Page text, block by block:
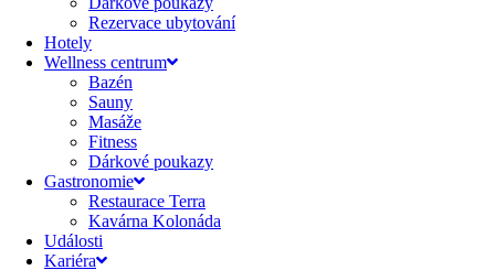
Rezervace ubytování
Hotely
Wellness centrum
Bazén
Sauny
Masáže
Fitness
Dárkové poukazy​
Gastronomie
Restaurace Terra
Kavárna Kolonáda
Události
Kariéra